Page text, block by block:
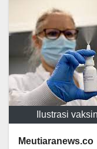
Ilustrasi
Meutiaranews.co